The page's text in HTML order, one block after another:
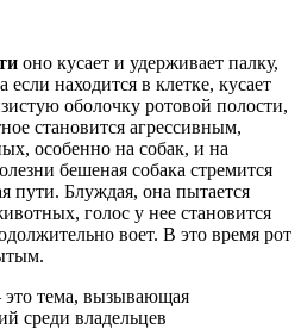
оно кусает и удерживает палку,
находится в клетке, кусает
оболочку ротовой полости,
становится агрессивным,
особенно на собак, и на
бешеная собака стремится
пути. Блуждая, она пытается
голос у нее становится
воет. В это время рот
тема, вызывающая
среди владельцев